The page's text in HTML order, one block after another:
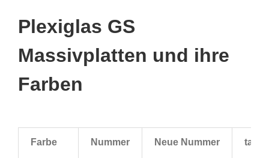
Plexiglas GS
Massivplatten und ihre
Farben
Farbe Nummer Neue Nummer tau